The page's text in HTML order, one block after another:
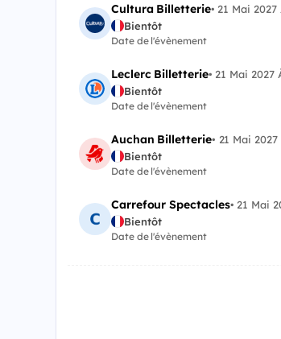
Cultura Billetterie• 21 Mai 2027
Bientôt
Date de l'évènement
Leclerc Billetterie• 21 Mai 2027
Bientôt
Date de l'évènement
Auchan Billetterie• 21 Mai
Bientôt
Date de l'évènement
Carrefour Spectacles• 21 Mai
Bientôt
Date de l'évènement